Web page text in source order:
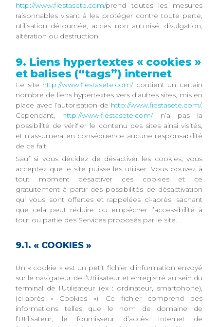
http://www.fiestasete.com/prend toutes les mesures
raisonnables visant à les protéger contre toute perte,
utilisation détournée, accès non autorisé, divulgation,
altération ou destruction.
9. Liens hypertextes « cookies »
et balises (“tags”) internet
Le site http://www.fiestasete.com/contient un certain
nombre de liens hypertextes vers d’autres sites, mis en
place avec l’autorisation de http://www.fiestasete.com/.
Cependant, http://www.fiestasete.com/n’a pas la
possibilité de vérifier le contenu des sites ainsi visités,
et n’assumera en conséquence aucune responsabilité
de ce fait.
Sauf si vous décidez de désactiver les cookies, vous
acceptez que le site puisse les utiliser. Vous pouvez à
tout moment désactiver ces cookies et ce
gratuitement à partir des possibilités de désactivation
qui vous sont offertes et rappelées ci-après, sachant
que cela peut réduire ou empêcher l’accessibilité à
tout ou partie des Services proposés par le site.
9.1. « COOKIES »
Un « cookie » est un petit fichier d’information envoyé
sur le navigateur de l’Utilisateur et enregistré au sein du
terminal de l’Utilisateur (ex : ordinateur, smartphone),
(ci-après « Cookies »). Ce fichier comprend des
informations telles que le nom de domaine de
l’Utilisateur, le fournisseur d’accès Internet de